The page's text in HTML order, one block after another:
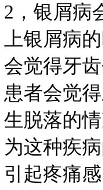
2，银屑病
上银屑病
会觉得牙
患者会觉
生脱落的
为这种疾
引起疼痛感